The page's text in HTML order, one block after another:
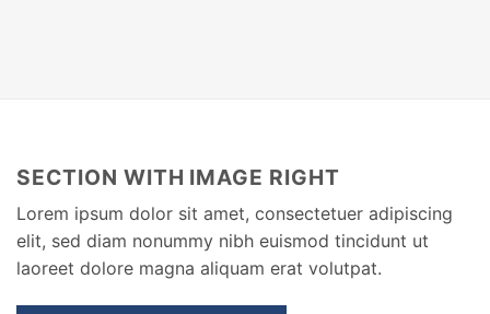
SECTION WITH IMAGE RIGHT
Lorem ipsum dolor sit amet, consectetuer adipiscing
elit, sed diam nonummy nibh euismod tincidunt ut
laoreet dolore magna aliquam erat volutpat.